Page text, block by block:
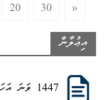
20 30 »
އިޢުލާން
1447 ވަނަ އަހަރުގެ އަޟްހާ ޢީދު ސައި ތައްޔާރުކުރުމާއި ގުޅޭ